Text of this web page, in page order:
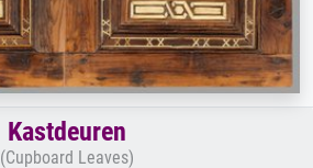
Kastdeuren
(Cupboard Leaves)